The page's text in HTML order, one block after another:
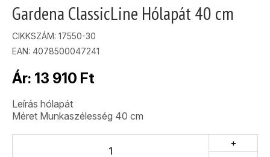
Gardena ClassicLine Hólapát 40 cm
CIKKSZÁM: 17550-30
EAN: 4078500047241
Ár: 13 910 Ft
Leírás hólapát
Méret Munkaszélesség 40 cm
+